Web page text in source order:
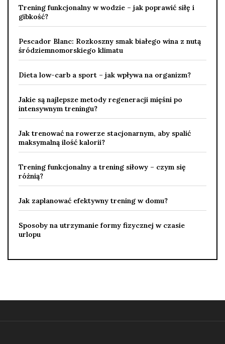
Trening funkcjonalny w wodzie – jak poprawić siłę i
gibkość?
Pescador Blanc: Rozkoszny smak białego wina z nutą
śródziemnomorskiego klimatu
Dieta low-carb a sport – jak wpływa na organizm?
Jakie są najlepsze metody regeneracji mięśni po
intensywnym treningu?
Jak trenować na rowerze stacjonarnym, aby spalić
maksymalną ilość kalorii?
Trening funkcjonalny a trening siłowy – czym się
różnią?
Jak zaplanować efektywny trening w domu?
Sposoby na utrzymanie formy fizycznej w czasie
urlopu